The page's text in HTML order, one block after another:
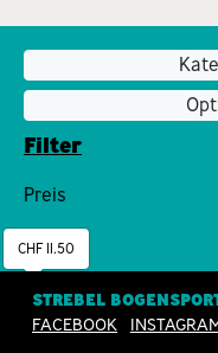
Filter
Preis
CHF 11.50
STREBEL
FACEBOOK